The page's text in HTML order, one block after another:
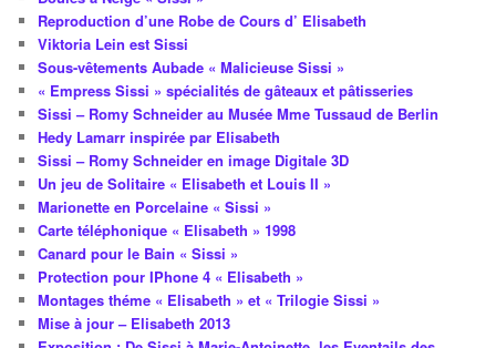
Reproduction d’une Robe de Cours d’ Elisabeth
Viktoria Lein est Sissi
Sous-vêtements Aubade « Malicieuse Sissi »
« Empress Sissi » spécialités de gâteaux et pâtisseries
Sissi – Romy Schneider au Musée Mme Tussaud de Berlin
Hedy Lamarr inspirée par Elisabeth
Sissi – Romy Schneider en image Digitale 3D
Un jeu de Solitaire « Elisabeth et Louis II »
Marionette en Porcelaine « Sissi »
Carte téléphonique « Elisabeth » 1998
Canard pour le Bain « Sissi »
Protection pour IPhone 4 « Elisabeth »
Montages théme « Elisabeth » et « Trilogie Sissi »
Mise à jour – Elisabeth 2013